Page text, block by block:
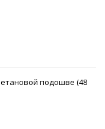
подошве (48